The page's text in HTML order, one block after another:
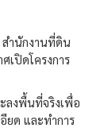
สำนักงานที่ดิน
เปิดโครงการ
ลงพื้นที่จริงเพื่อ
ยด และทำการ